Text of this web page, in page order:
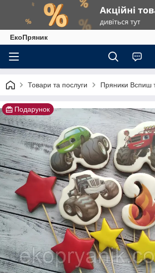
ЕкоПряник
Товари та послуги Пряники Вспиш
Подарунок